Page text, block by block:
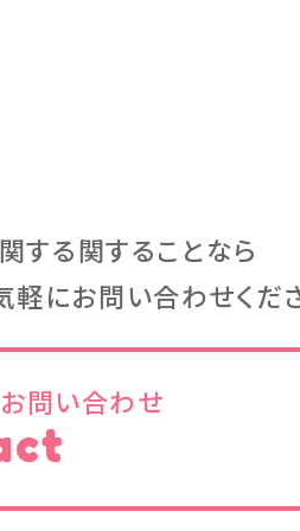
る関することなら
軽にお問い合わせくだ
問い合わせ